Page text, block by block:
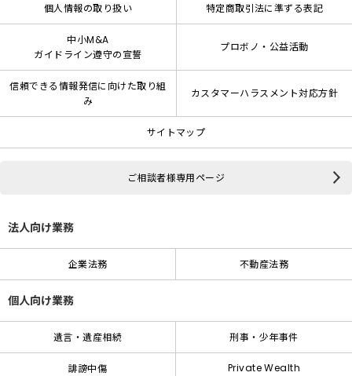
個人情報の取り扱い 特定商取引法に準ずる表記
中小M&A
ガイドライン遵守の宣誓
プロボノ・公益活動
信頼できる情報発信に向けた取り組
み
カスタマーハラスメント対応方針
サイトマップ
ご相談者様専用ページ
法人向け業務
企業法務 不動産法務
個人向け業務
遺言・遺産相続 刑事・少年事件
誹謗中傷 Private Wealth